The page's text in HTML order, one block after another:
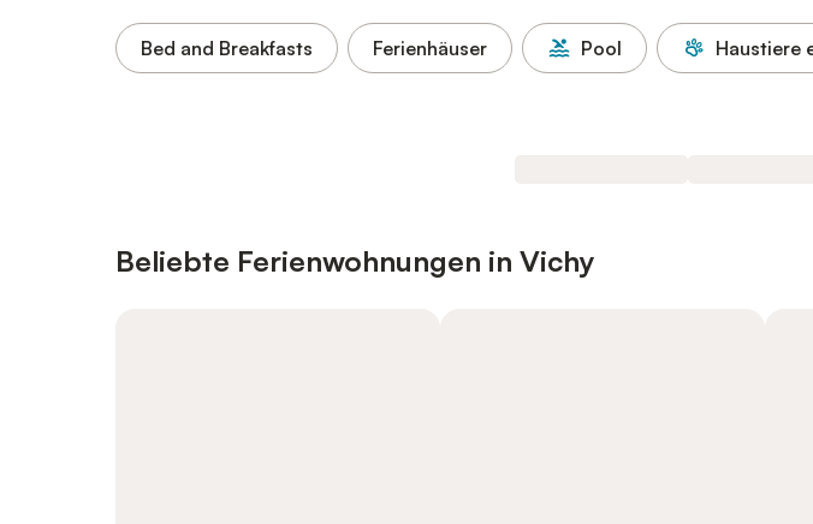
Bed and Breakfasts Ferienhäuser Pool Haustiere
Beliebte Ferienwohnungen in Vichy